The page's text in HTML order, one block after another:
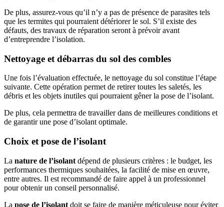
De plus, assurez-vous qu’il n’y a pas de présence de parasites tels
que les termites qui pourraient détériorer le sol. S’il existe des
défauts, des travaux de réparation seront à prévoir avant
d’entreprendre l’isolation.
Nettoyage et débarras du sol des combles
Une fois l’évaluation effectuée, le nettoyage du sol constitue l’étape
suivante. Cette opération permet de retirer toutes les saletés, les
débris et les objets inutiles qui pourraient gêner la pose de l’isolant.
De plus, cela permettra de travailler dans de meilleures conditions et
de garantir une pose d’isolant optimale.
Choix et pose de l’isolant
La nature de l’isolant dépend de plusieurs critères : le budget, les
performances thermiques souhaitées, la facilité de mise en œuvre,
entre autres. Il est recommandé de faire appel à un professionnel
pour obtenir un conseil personnalisé.
La pose de l’isolant doit se faire de manière méticuleuse pour éviter